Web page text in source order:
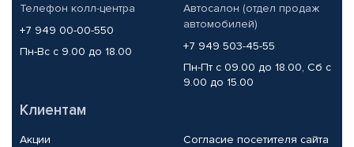
Телефон колл-центра
+7 949 00-00-550
Пн-Вс с 9.00 до 18.00
Автосалон (отдел продаж
автомобилей)
+7 949 503-45-55
Пн-Пт с 09.00 до 18.00, Сб с
9.00 до 15.00
Клиентам
Акции
Согласие посетителя сайта